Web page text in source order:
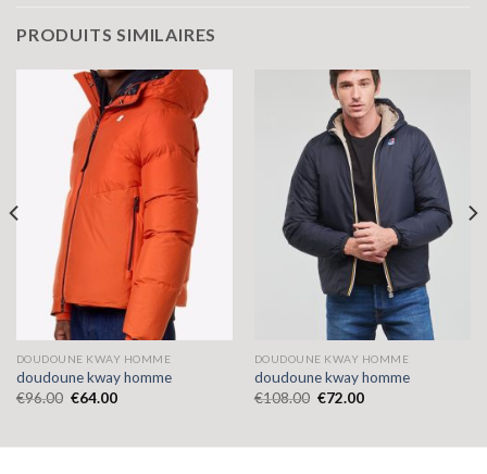
PRODUITS SIMILAIRES
DOUDOUNE KWAY HOMME
doudoune kway homme
€96.00 €64.00
DOUDOUNE KWAY HOMME
doudoune kway homme
€108.00 €72.00